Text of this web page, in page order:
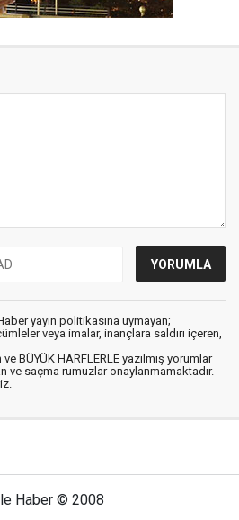
yayın politikasına uymayan;
veya imalar, inançlara saldırı içeren,
BÜYÜK HARFLERLE yazılmış yorumlar
ve saçma rumuzlar onaylanmamaktadır.
Haber © 2008